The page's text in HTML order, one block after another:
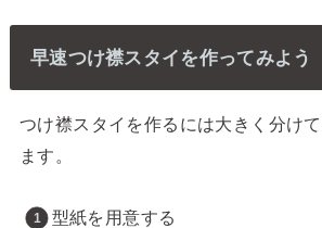
早速つけ襟スタイを作ってみよう
つけ襟スタイを作るには大きく分け
ます。
型紙を用意する